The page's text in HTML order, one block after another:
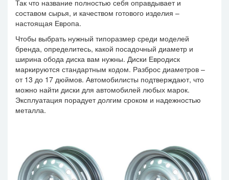
Так что название полностью себя оправдывает и
составом сырья, и качеством готового изделия –
настоящая Европа.
Чтобы выбрать нужный типоразмер среди моделей
бренда, определитесь, какой посадочный диаметр и
ширина обода диска вам нужны. Диски Евродиск
маркируются стандартным кодом. Разброс диаметров –
от 13 до 17 дюймов. Автомобилисты подтверждают, что
можно найти диски для автомобилей любых марок.
Эксплуатация порадует долгим сроком и надежностью
металла.